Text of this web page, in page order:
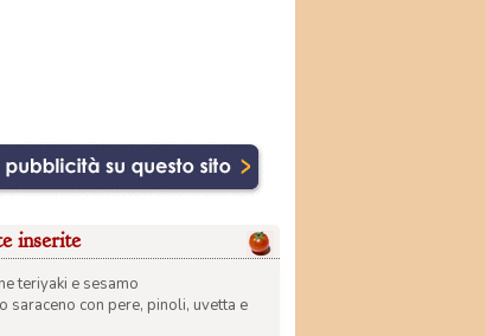
inserite
teriyaki e sesamo
saraceno con pere, pinoli, uvetta e